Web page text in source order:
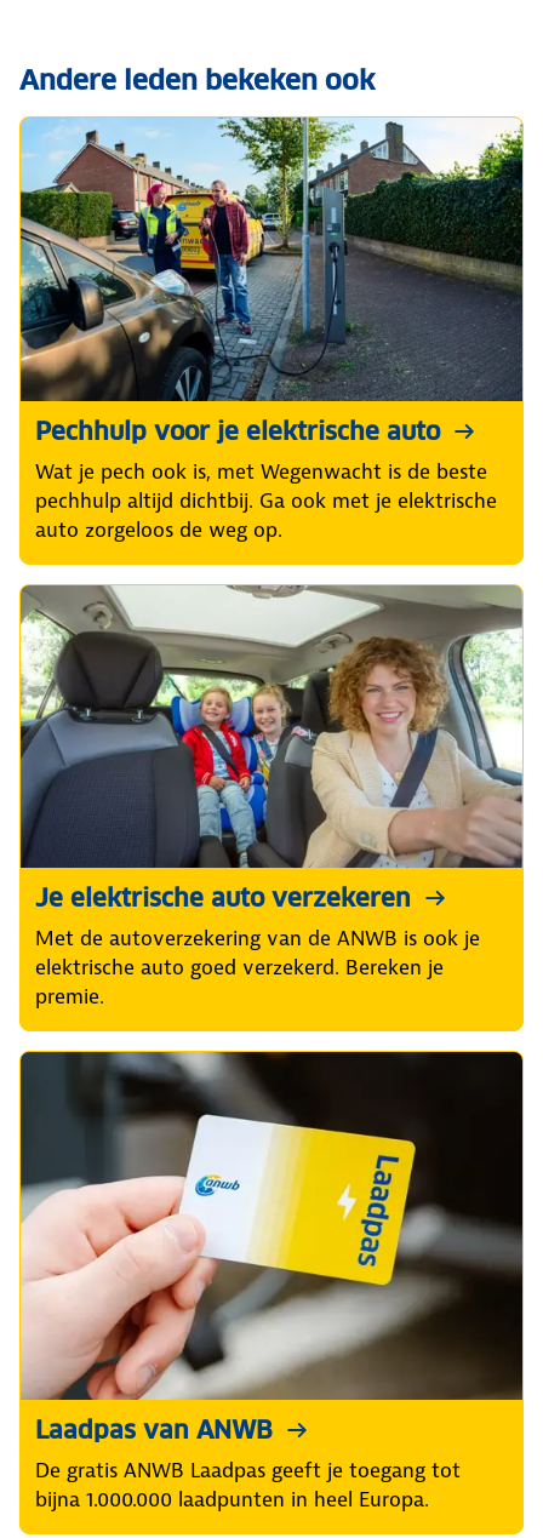
Andere leden bekeken ook
Pechhulp voor je elektrische auto
Wat je pech ook is, met Wegenwacht is de beste
pechhulp altijd dichtbij. Ga ook met je elektrische
auto zorgeloos de weg op.
Je elektrische auto verzekeren
Met de autoverzekering van de ANWB is ook je
elektrische auto goed verzekerd. Bereken je
premie.
Laadpas van ANWB
De gratis ANWB Laadpas geeft je toegang tot
bijna 1.000.000 laadpunten in heel Europa.